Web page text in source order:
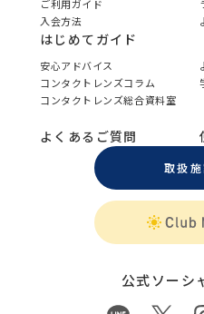
ご利用ガイド
入会方法
はじめてガイド
安心アドバイス
コンタクトレンズコラム
コンタクトレンズ総合資料室
よくあるご質問
取扱
公式ソーシ